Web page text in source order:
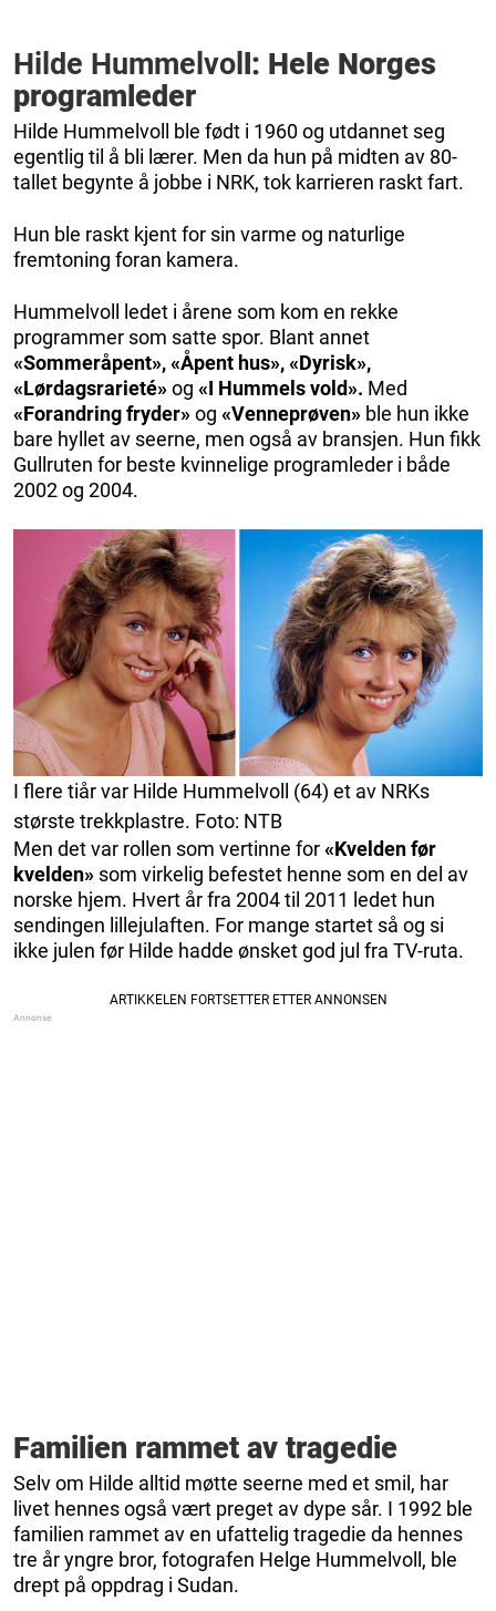
Hilde Hummelvol l: Hele Norges
programleder
Hilde Hummelvoll ble født i 1960 og utdannet seg
egentlig til å bli lærer. Men da hun på midten av 80-
tallet begynte å jobbe i NRK, tok karrieren raskt fart.
Hun ble raskt kjent for sin varme og naturlige
fremtoning foran kamera.
Hummelvoll ledet i årene som kom en rekke
programmer som satte spor. Blant annet
«Sommeråpent», «Åpent hus», «Dyrisk»,
«Lørdagsrarieté»og «I Hummels vold». Med
«Forandring fryder»og «Venneprøven» ble hun ikke
bare hyllet av seerne, men også av bransjen. Hun fikk
Gullruten for beste kvinnelige programleder i både
2002 og 2004.
I flere tiår var Hilde Hummelvoll (64) et av NRKs
største trekkplastre. Foto: NTB
Men det var rollen som vertinne for«Kvelden før
kvelden» som virkelig befestet henne som en del av
norske hjem. Hvert år fra 2004 til 2011 ledet hun
sendingen lillejulaften. For mange startet så og si
ikke julen før Hilde hadde ønsket god jul fra TV-ruta.
Familien rammet av tragedie
Selv om Hilde alltid møtte seerne med et smil, har
livet hennes også vært preget av dype sår. I 1992 ble
familien rammet av en ufattelig tragedie da hennes
tre år yngre bror, fotografen Helge Hummelvoll, ble
drept på oppdrag i Sudan.